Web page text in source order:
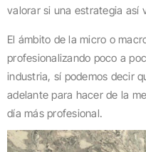
valorar si una estrategia así
El ámbito de la micro o
profesionalizando poco a
industria, sí podemos decir
adelante para hacer de la
día más profesional.